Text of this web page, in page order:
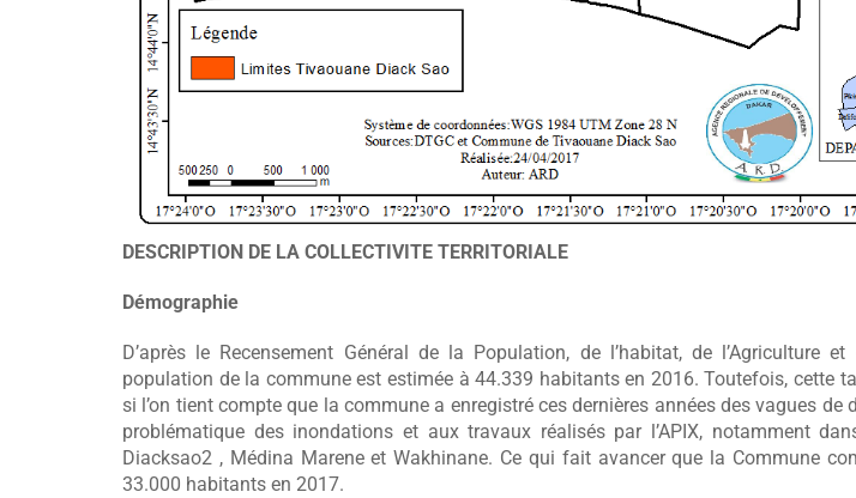
DESCRIPTION DE LA COLLECTIVITE TERRITORIALE
Démographie
D’après le Recensement Général de la Population, de l’habitat, de l’Agriculture et
population de la commune est estimée à 44.339 habitants en 2016. Toutefois, cette
si l’on tient compte que la commune a enregistré ces dernières années des vagues
problématique des inondations et aux travaux réalisés par l’APIX, notamment
Diacksao2 , Médina Marene et Wakhinane. Ce qui fait avancer que la Commune
33.000 habitants en 2017.